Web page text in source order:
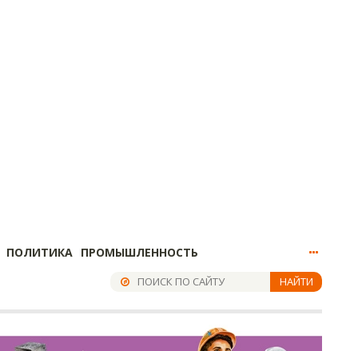
ПОЛИТИКА ПРОМЫШЛЕННОСТЬ
НАЙТИ